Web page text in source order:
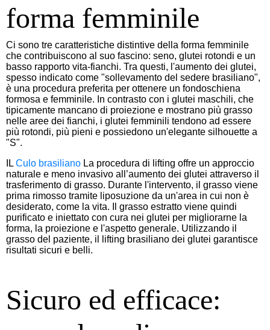
forma femminile
Ci sono tre caratteristiche distintive della forma femminile
che contribuiscono al suo fascino: seno, glutei rotondi e un
basso rapporto vita-fianchi. Tra questi, l'aumento dei glutei,
spesso indicato come "sollevamento del sedere brasiliano",
è una procedura preferita per ottenere un fondoschiena
formosa e femminile. In contrasto con i glutei maschili, che
tipicamente mancano di proiezione e mostrano più grasso
nelle aree dei fianchi, i glutei femminili tendono ad essere
più rotondi, più pieni e possiedono un'elegante silhouette a
"S".
IL Culo brasiliano La procedura di lifting offre un approccio
naturale e meno invasivo all’aumento dei glutei attraverso il
trasferimento di grasso. Durante l'intervento, il grasso viene
prima rimosso tramite liposuzione da un'area in cui non è
desiderato, come la vita. Il grasso estratto viene quindi
purificato e iniettato con cura nei glutei per migliorarne la
forma, la proiezione e l'aspetto generale. Utilizzando il
grasso del paziente, il lifting brasiliano dei glutei garantisce
risultati sicuri e belli.
Sicuro ed efficace: